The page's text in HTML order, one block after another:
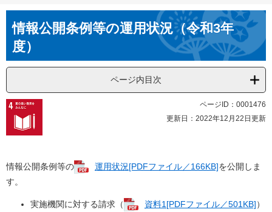
文情報公開条例等の運用状況（令和3年
度）
ページ内目次
ページID：0001476
更新日：2022年12月22日更新
情報公開条例等の 運用状況[PDFファイル／166KB]を公開しま
す。
実施機関に対する請求（ 資料1[PDFファイル／501KB]）